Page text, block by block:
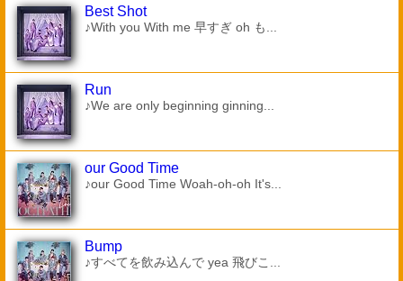
Best Shot
♪With you With me 早すぎ oh も...
Run
♪We are only beginning ginning...
our Good Time
♪our Good Time Woah-oh-oh It's...
Bump
♪すべてを飲み込んで yea 飛びこ...